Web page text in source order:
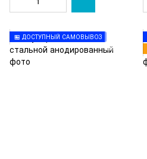
🏪 ДОСТУПНЫЙ САМОВЫВОЗ